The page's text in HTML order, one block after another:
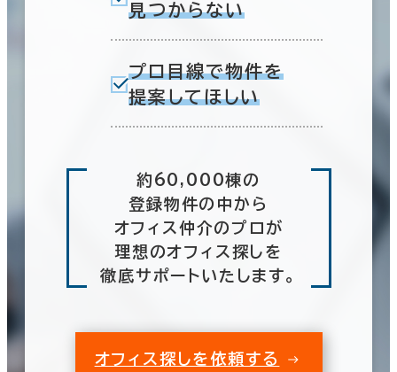
見つからない
プロ目線で物件を
提案してほしい
約60,000棟の
登録物件の中から
オフィス仲介のプロが
理想のオフィス探しを
徹底サポートいたします。
オフィス探しを依頼する